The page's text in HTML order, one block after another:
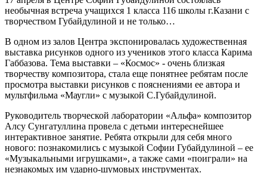
необычная встреча учащихся 1 класса 116 школы г.Казани с
творчеством Губайдулиной и не только…
В одном из залов Центра экспонировалась художественная
выставка рисунков одного из учеников этого класса Карима
Габбазова. Тема выставки – «Космос» - очень близкая
творчеству композитора, стала еще понятнее ребятам после
просмотра выставки рисунков с пояснениями ее автора и
мультфильма «Маугли» с музыкой С.Губайдулиной.
Руководитель творческой лаборатории «Альфа» композитор
Алсу Сунгатуллина провела с детьми интереснейшее
интерактивное занятие. Ребята открыли для себя много
нового: познакомились с музыкой Софии Губайдулиной – ее
«Музыкальными игрушками», а также сами «поиграли» на
незнакомых им ударно-шумовых инструментах.